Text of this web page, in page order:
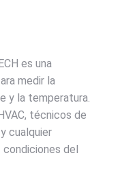
es una
medir la
y la temperatura.
técnicos de
cualquier
del